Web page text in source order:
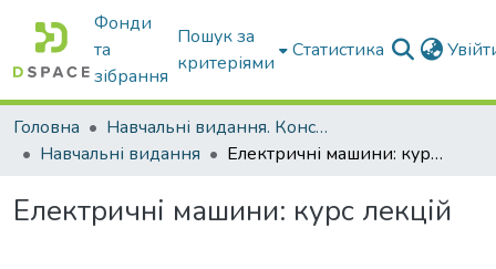
Фонди
та
зібрання
Пошук за
критеріями
Статистика
Головна
Навчальні видання. Конспекти лекцій
Навчальні видання
Електричні машини: курс лекцій
Електричні машини: курс лекцій